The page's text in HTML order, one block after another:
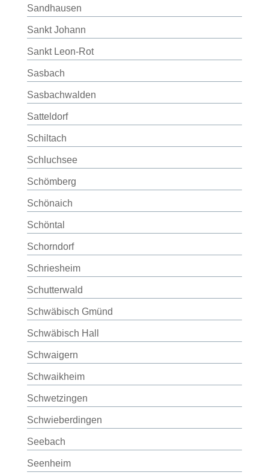
Sandhausen
Sankt Johann
Sankt Leon-Rot
Sasbach
Sasbachwalden
Satteldorf
Schiltach
Schluchsee
Schömberg
Schönaich
Schöntal
Schorndorf
Schriesheim
Schutterwald
Schwäbisch Gmünd
Schwäbisch Hall
Schwaigern
Schwaikheim
Schwetzingen
Schwieberdingen
Seebach
Seenheim